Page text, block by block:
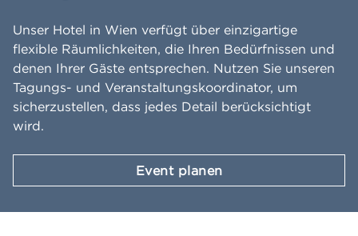
Unser Hotel in Wien verfügt über einzigartige
flexible Räumlichkeiten, die Ihren Bedürfnissen und
denen Ihrer Gäste entsprechen. Nutzen Sie unseren
Tagungs- und Veranstaltungskoordinator, um
sicherzustellen, dass jedes Detail berücksichtigt
wird.
Event planen